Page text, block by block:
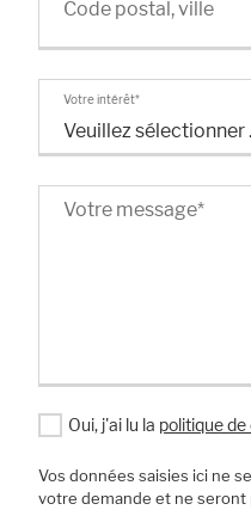
Code postal, ville
Votre intérêt*
Veuillez sélectionner
Votre message*
Oui, j'ai lu la politique
Vos données saisies ici ne
votre demande et ne seront
Accepter tout Save